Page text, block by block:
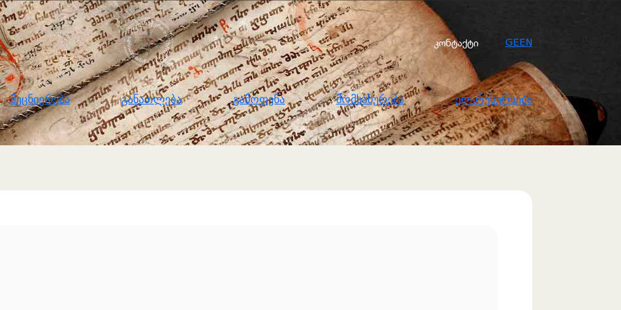
კონტაქტი GEEN
მეცნიერება განათლება გამოფენა მომსახურება ელ.რესურსები
განათლება გამოფენა მომსახურება ელ.რესურსები